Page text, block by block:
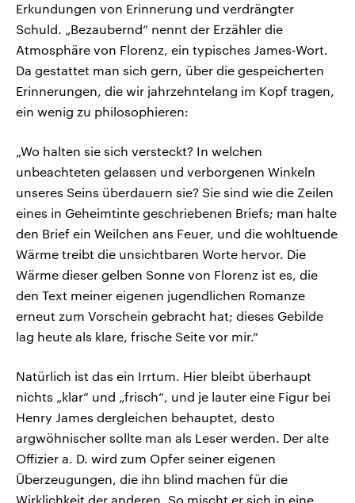
Erkundungen von Erinnerung und verdrängter
Schuld. „Bezaubernd“ nennt der Erzähler die
Atmosphäre von Florenz, ein typisches James-Wort.
Da gestattet man sich gern, über die gespeicherten
Erinnerungen, die wir jahrzehntelang im Kopf tragen,
ein wenig zu philosophieren:
„Wo halten sie sich versteckt? In welchen
unbeachteten gelassen und verborgenen Winkeln
unseres Seins überdauern sie? Sie sind wie die Zeilen
eines in Geheimtinte geschriebenen Briefs; man halte
den Brief ein Weilchen ans Feuer, und die wohltuende
Wärme treibt die unsichtbaren Worte hervor. Die
Wärme dieser gelben Sonne von Florenz ist es, die
den Text meiner eigenen jugendlichen Romanze
erneut zum Vorschein gebracht hat; dieses Gebilde
lag heute als klare, frische Seite vor mir.“
Natürlich ist das ein Irrtum. Hier bleibt überhaupt
nichts „klar“ und „frisch“, und je lauter eine Figur bei
Henry James dergleichen behauptet, desto
argwöhnischer sollte man als Leser werden. Der alte
Offizier a. D. wird zum Opfer seiner eigenen
Überzeugungen, die ihn blind machen für die
Wirklichkeit der anderen. So mischt er sich in eine